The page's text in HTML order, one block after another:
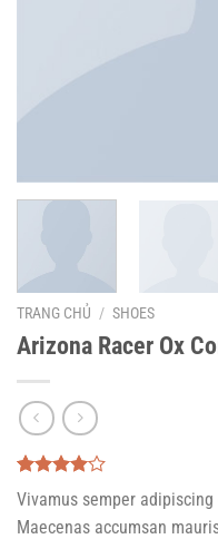
TRANG CHỦ / SHOES
Arizona Racer Ox
4.00
5 dựa
trên
2
đánh
Vivamus semper
Maecenas accumsan